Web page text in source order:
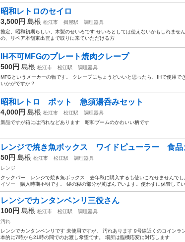
昭和レトロのセイロ
3,500円 島根 松江市 揖屋駅
調理器具
推定、昭和初期らしい、木製のせいろです せいろとしては使えないかもしれませ
の、リペア本舗東出雲まで取りに来ていただける方
IH不可MFGのプレート焼肉クレープ
500円 島根 松江市 松江駅
調理器具
MFGというメーカーの物です。 クレープにちょうどいいと思ったら、IHで使用で
いかがですか？
昭和レトロ ポット 急須湯呑みセット
4,000円 島根 松江市 松江駅
調理器具
新品ですが箱には汚れなどあります 昭和ブームのかわいい柄です
レンジで焼き魚ボックス ワイドピューラー 食
50円 島根 松江市 松江駅
調理器具
レンジ
クックパー レンジで焼き魚ボックス 去年秋に購入するも使いこなせませんで
イソー 購入時期不明です。 袋の糊の部分が黄ばんでいます。使わずに保管して
レンシでカンタンベンリ三役さん
100円 島根 松江市 松江駅
調理器具
汚れ
レンシでカンタンベンリです 未使用ですが、 汚れあります 9号線近くのコインラ
本的に7時から21時の間でのお渡し希望です。 場所は臨機応変に対応します